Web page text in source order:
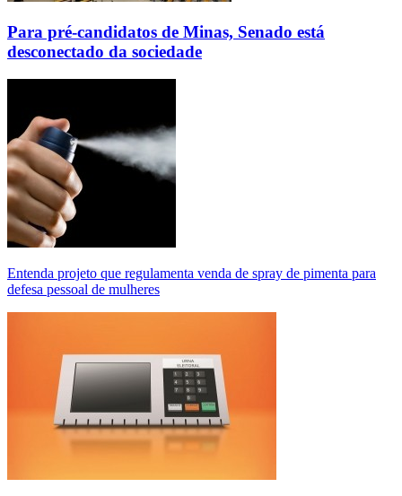
Para pré-candidatos de Minas, Senado está
desconectado da sociedade
Entenda projeto que regulamenta venda de spray de pimenta para
defesa pessoal de mulheres